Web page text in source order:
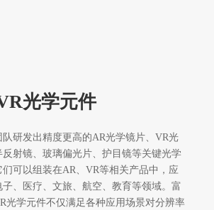
光学元件
队研发出精度更高的AR光学镜片、VR光
反射镜、玻璃偏光片、护目镜等关键光学
们可以组装在AR、VR等相关产品中，应
子、医疗、文旅、航空、教育等领域。富
光学元件不仅满足各种应用场景对分辨率